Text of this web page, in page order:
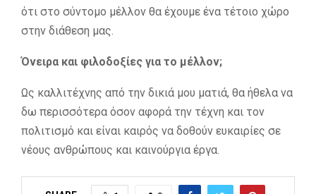
ότι στο σύντομο μέλλον θα έχουμε ένα τέτοιο χώρο
στην διάθεση μας.
Όνειρα και φιλοδοξίες για το μέλλον;
Ως καλλιτέχνης από την δικιά μου ματιά, θα ήθελα να
δω περισσότερα όσον αφορά την τέχνη και τον
πολιτισμό και είναι καιρός να δοθούν ευκαιρίες σε
νέους ανθρώπους και καινούργια έργα.